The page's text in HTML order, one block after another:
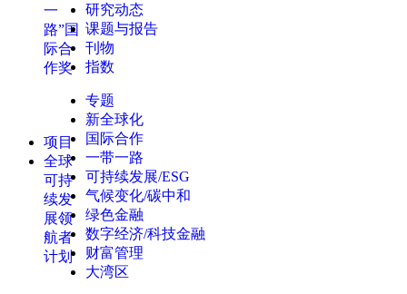
一
路”国
际合
作奖
项目
全球
可持
续发
展领
航者
计划
研究动态
课题与报告
刊物
指数
专题
新全球化
国际合作
一带一路
可持续发展/ESG
气候变化/碳中和
绿色金融
数字经济/科技金融
财富管理
大湾区